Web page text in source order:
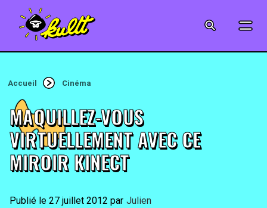
MUSIQUE
CRÉATION
ART
Accueil Cinéma
MAQUILLEZ-VOUS
VIRTUELLEMENT AVEC CE
MIROIR KINECT
27 juillet 2012 By Julien